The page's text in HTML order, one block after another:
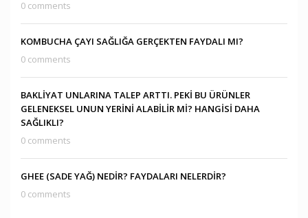
0 comments
KOMBUCHA ÇAYI SAĞLIĞA GERÇEKTEN FAYDALI MI?
0 comments
BAKLİYAT UNLARINA TALEP ARTTI. PEKİ BU ÜRÜNLER
GELENEKSEL UNUN YERİNİ ALABİLİR Mİ? HANGİSİ DAHA
SAĞLIKLI?
0 comments
GHEE (SADE YAĞ) NEDİR? FAYDALARI NELERDİR?
0 comments